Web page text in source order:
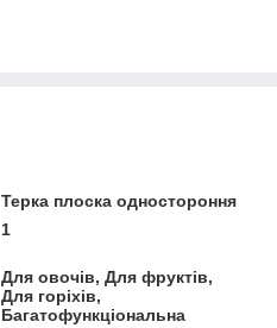
Терка плоска одностороння
1
Для овочів, Для фруктів,
Для горіхів,
Багатофункціональна